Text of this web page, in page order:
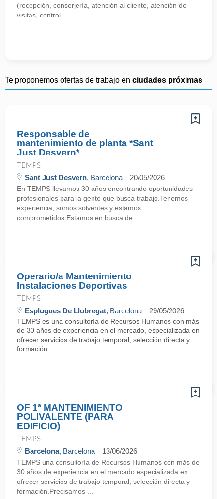
(recepción, conserjería, atención al cliente, atención de
visitas, control ...
Te proponemos ofertas de trabajo en ciudades próximas
Responsable de
mantenimiento de planta *Sant
Just Desvern*
TEMPS
Sant Just Desvern, Barcelona 20/05/2026
En TEMPS llevamos 30 años encontrando oportunidades
profesionales para la gente que busca trabajo.Tenemos
experiencia, somos solventes y estamos
comprometidos.Estamos en busca de ...
Operario/a Mantenimiento
Instalaciones Deportivas
TEMPS
Esplugues De Llobregat, Barcelona 29/05/2026
TEMPS es una consultoría de Recursos Humanos con más
de 30 años de experiencia en el mercado, especializada en
ofrecer servicios de trabajo temporal, selección directa y
formación. ...
OF 1ª MANTENIMIENTO
POLIVALENTE (PARA
EDIFICIO)
TEMPS
Barcelona, Barcelona 13/06/2026
TEMPS una consultoría de Recursos Humanos con más de
30 años de experiencia en el mercado especializada en
ofrecer servicios de trabajo temporal, selección directa y
formación.Precisamos ...